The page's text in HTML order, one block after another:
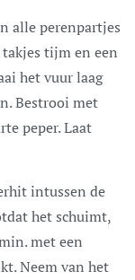
alle perenpartjes
takjes tijm en een
het vuur laag
Bestrooi met
peper. Laat
intussen de
het schuimt,
met een
Neem van het